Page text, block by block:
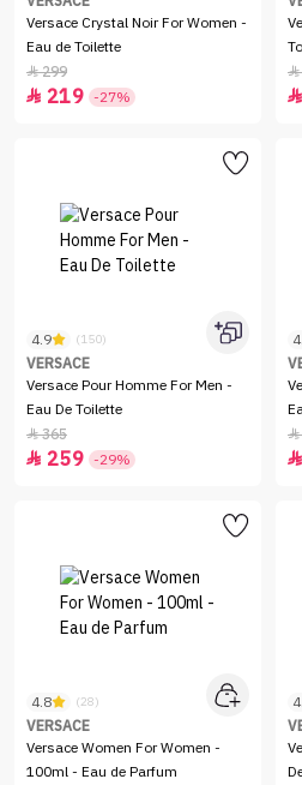
Versace Crystal Noir For Women -
Eau de Toilette
299
 219 -27%


4.9 (150)
VERSACE
Versace Pour Homme For Men -
Eau De Toilette
365
 259 -29%


4.8 (28)
VERSACE
Versace Women For Women -
100ml - Eau de Parfum